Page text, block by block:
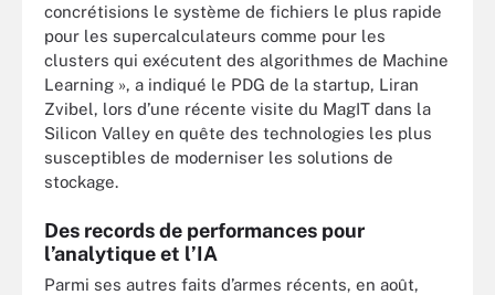
concrétisions le système de fichiers le plus rapide
pour les supercalculateurs comme pour les
clusters qui exécutent des algorithmes de Machine
Learning », a indiqué le PDG de la startup, Liran
Zvibel, lors d’une récente visite du MagIT dans la
Silicon Valley en quête des technologies les plus
susceptibles de moderniser les solutions de
stockage.
Des records de performances pour
l’analytique et l’IA
Parmi ses autres faits d’armes récents, en août,